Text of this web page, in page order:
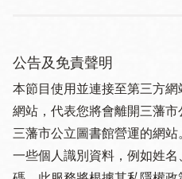
公告及免責聲明
本節目使用並連接至第三方
網站，代表您將會離開三藩
三藩市公立圖書館營運的網
一些個人識別資料，例如姓